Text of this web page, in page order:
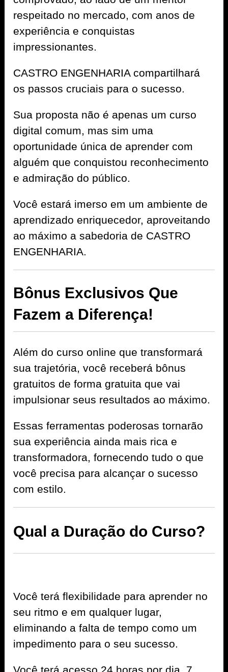
respeitado no mercado, com anos de
experiência e conquistas
impressionantes.
CASTRO ENGENHARIA compartilhará
os passos cruciais para o sucesso.
Sua proposta não é apenas um curso
digital comum, mas sim uma
oportunidade única de aprender com
alguém que conquistou reconhecimento
e admiração do público.
Você estará imerso em um ambiente de
aprendizado enriquecedor, aproveitando
ao máximo a sabedoria de CASTRO
ENGENHARIA.
Bônus Exclusivos Que
Fazem a Diferença!
Além do curso online que transformará
sua trajetória, você receberá bônus
gratuitos de forma gratuita que vai
impulsionar seus resultados ao máximo.
Essas ferramentas poderosas tornarão
sua experiência ainda mais rica e
transformadora, fornecendo tudo o que
você precisa para alcançar o sucesso
com estilo.
Qual a Duração do Curso?
Você terá flexibilidade para aprender no
seu ritmo e em qualquer lugar,
eliminando a falta de tempo como um
impedimento para o seu sucesso.